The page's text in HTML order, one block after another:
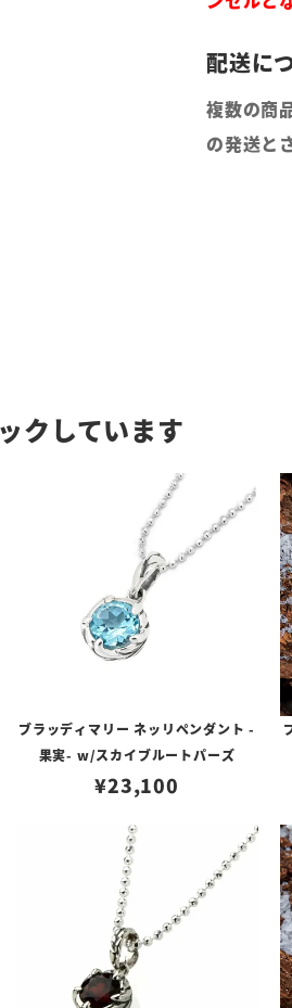
複数の商
の発送と
クしています
ブラッディマリー ネッリペンダント -
果実- w/スカイブルートパーズ
¥23,100